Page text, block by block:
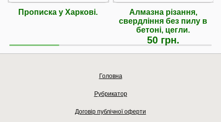
Прописка у Харкові.
Алмазна різання,
свердління без пилу в
бетоні, цегли.
50 грн.
Головна
Рубрикатор
Договір публічної оферти